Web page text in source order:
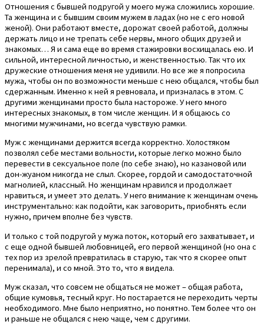
Отношения с бывшей подругой у моего мужа сложились хорошие.
Та женщина и с бывшим своим мужем в ладах (но не с его новой
женой). Они работают вместе, дорожат своей работой, должны
держать лицо и не трепать себе нервы, много общих друзей и
знакомых… Я и сама еще во время стажировки восхищалась ею. И
сильной, интересной личностью, и женственностью. Так что их
дружеские отношения меня не удивили. Но все же я попросила
мужа, чтобы он по возможности меньше с нею общался, чтобы был
сдержанным. Именно к ней я ревновала, и призналась в этом. С
другими женщинами просто была настороже. У него много
интересных знакомых, в том числе женщин. И я общаюсь со
многими мужчинами, но всегда чувствую рамки.
Муж с женщинами держится всегда корректно. Холостяком
позволял себе местами вольности, которые легко можно было
перевести в сексуальное поле (по себе знаю), но казановой или
дон-жуаном никогда не слыл. Скорее, гордой и самодостаточной
магнолией, классный. Но женщинам нравился и продолжает
нравиться, и умеет это делать. У него внимание к женщинам очень
инструментально: как подойти, как заговорить, приобнять если
нужно, причем вполне без чувств.
И только с той подругой у мужа поток, который его захватывает, и
с еще одной бывшей любовницей, его первой женщиной (но она с
тех пор из зрелой превратилась в старую, так что я скорее опыт
перенимала), и со мной. Это то, что я видела.
Муж сказал, что совсем не общаться не может – общая работа,
общие кумовья, тесный круг. Но постарается не переходить черты
необходимого. Мне было неприятно, но понятно. Тем более что он
и раньше не общался с нею чаще, чем с другими.